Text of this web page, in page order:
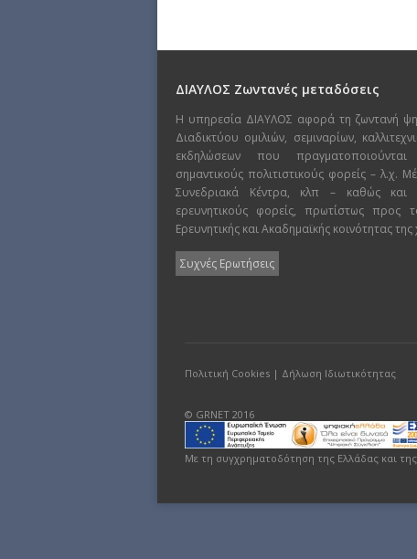
ΔΙΑΥΛΟΣ Ζωντανές μεταδόσεις
Η υπηρεσία ΔΙΑΥΛΟΣ αφορά τη ζωντανή
Διαδικτύου ομιλιών, σεμιναρίων,
εκδηλώσεων που
σημαντικούς πολιτιστικούς φορείς – λ.χ.
Συνεδριακά Κέντρα, κλπ – καθώς και
ερευνητικούς φορείς, πρωτίστως προς
Ερευνητικής και Ακαδημαϊκής κοινότητας
Συχνές Ερωτήσεις
Πολιτική Cookies | Δήλωση Ιδιωτικότητας
© GRNET 2016
Με τη συγχρηματοδότηση της Ελλάδας και